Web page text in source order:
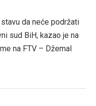
da neće podržati
sud BiH, kazao je na
na FTV – Džemal